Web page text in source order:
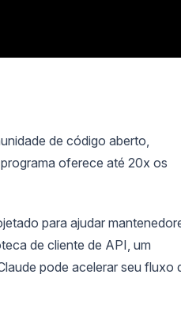
de código aberto,
oferece até 20x os
para ajudar
de cliente de API, um
pode acelerar seu fluxo